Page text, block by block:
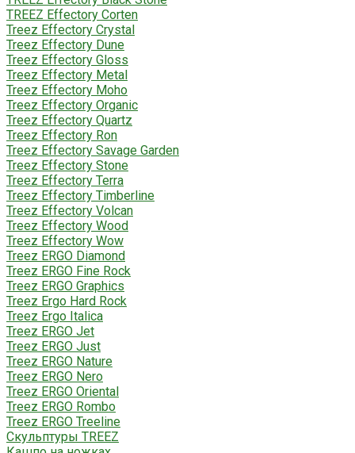
TREEZ Effectory Corten
Treez Effectory Crystal
Treez Effectory Dune
Treez Effectory Gloss
Treez Effectory Metal
Treez Effectory Moho
Treez Effectory Organic
Treez Effectory Quartz
Treez Effectory Ron
Treez Effectory Savage Garden
Treez Effectory Stone
Treez Effectory Terra
Treez Effectory Timberline
Treez Effectory Volcan
Treez Effectory Wood
Treez Effectory Wow
Treez ERGO Diamond
Treez ERGO Fine Rock
Treez ERGO Graphics
Treez Ergo Hard Rock
Treez Ergo Italica
Treez ERGO Jet
Treez ERGO Just
Treez ERGO Nature
Treez ERGO Nero
Treez ERGO Oriental
Treez ERGO Rombo
Treez ERGO Treeline
Скульптуры TREEZ